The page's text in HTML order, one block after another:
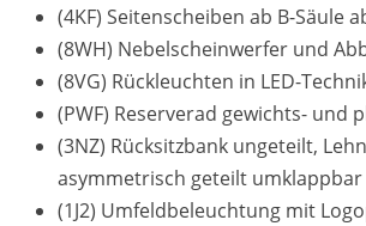
(4KF) Seitenscheiben ab B-Säule
(8WH) Nebelscheinwerfer und
(8VG) Rückleuchten in LED-
(PWF) Reserverad gewichts- und
(3NZ) Rücksitzbank ungeteilt,
asymmetrisch geteilt umklappbar
(1J2) Umfeldbeleuchtung mit